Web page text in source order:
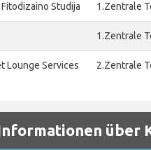
Studija 1.Zentrale
1.Zentrale
Lounge Services 2.Zentrale
über